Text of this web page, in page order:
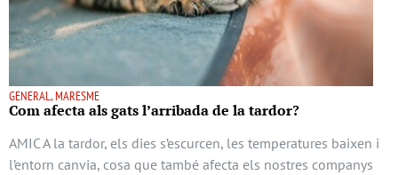
GENERAL, MARESME
Com afecta als gats l’arribada de la tardor?
AMIC A la tardor, els dies s’escurcen, les temperatures baixen i
l’entorn canvia, cosa que també afecta els nostres companys